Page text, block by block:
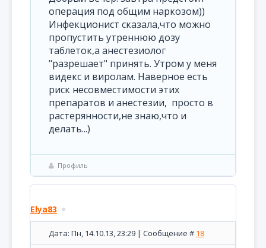
операция под общим наркозом))
Инфекционист сказала,что можно
пропустить утреннюю дозу
таблеток,а анестезиолог
"разрешает" принять. Утром у меня
видекс и виролам. Наверное есть
риск несовместимости этих
препаратов и анестезии, просто в
растерянности,не знаю,что и
делать...)
Профиль
Elya83
Дата: Пн, 14.10.13, 23:29 | Сообщение # 18